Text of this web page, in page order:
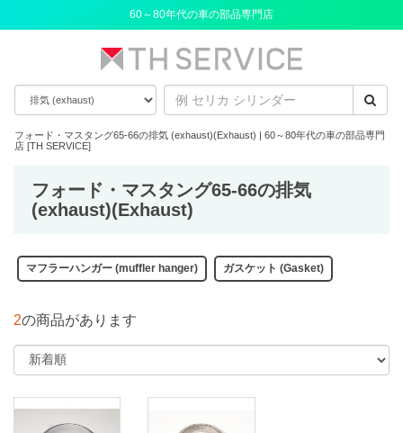
60～80年代の車の部品専門店
フォード・マスタング65-66の排気 (exhaust)(Exhaust) | 60～80年代の車の部品専門
店 [TH SERVICE]
フォード・マスタング65-66の排気
(exhaust)(Exhaust)
マフラーハンガー (muffler hanger) ガスケット (Gasket)
2の商品があります